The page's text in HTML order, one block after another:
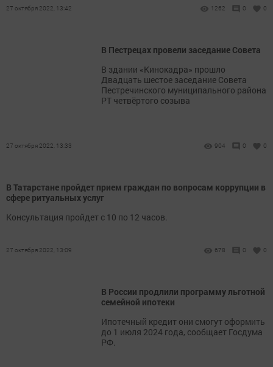
27 октября 2022, 13:42 1262 0 0
В Пестрецах провели заседание Совета
В здании «Кинокадра» прошло
Двадцать шестое заседание Совета
Пестречинского муниципального района
РТ четвёртого созыва
27 октября 2022, 13:33 904 0 0
В Татарстане пройдет прием граждан по вопросам коррупции в
сфере ритуальных услуг
Консультация пройдет с 10 по 12 часов.
27 октября 2022, 13:09 678 0 0
В России продлили программу льготной
семейной ипотеки
Ипотечный кредит они смогут оформить
до 1 июля 2024 года, сообщает Госдума
РФ.